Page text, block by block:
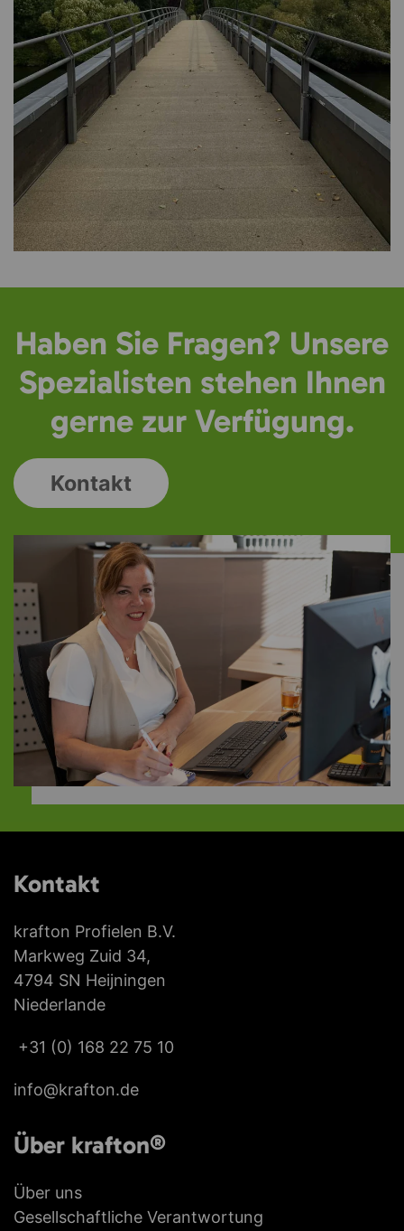
Haben Sie Fragen? Unsere
Spezialisten stehen Ihnen
gerne zur Verfügung.
Kontakt
Kontakt
krafton Profielen B.V.
Markweg Zuid 34,
4794 SN Heijningen
Niederlande
+31 (0) 168 22 75 10
info@krafton.de
Über krafton®
Über uns
Gesellschaftliche Verantwortung